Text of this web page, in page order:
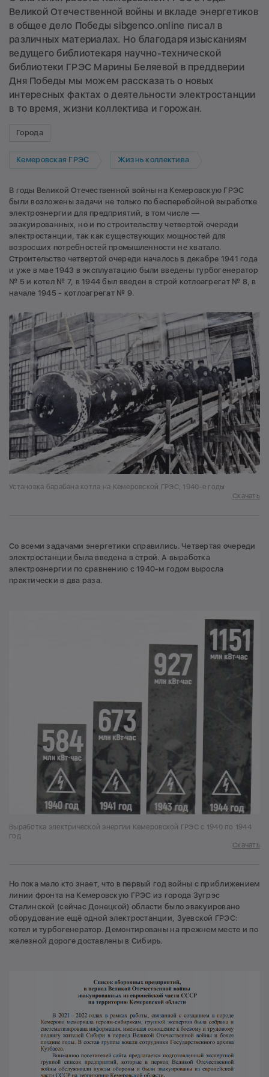
Великой Отечественной войны и вкладе энергетиков
в общее дело Победы sibgenco.online писал в
различных материалах. Но благодаря изысканиям
ведущего библиотекаря научно-технической
библиотеки ГРЭС Марины Беляевой в преддверии
Дня Победы мы можем рассказать о новых
интересных фактах о деятельности электростанции
в то время, жизни коллектива и горожан.
Города
Кемеровская ГРЭС Жизнь коллектива
В годы Великой Отечественной войны на Кемеровскую ГРЭС
были возложены задачи не только по бесперебойной выработке
электроэнергии для предприятий, в том числе —
эвакуированных, но и по строительству четвертой очереди
электростанции, так как существующих мощностей для
возросших потребностей промышленности не хватало.
Строительство четвертой очереди началось в декабре 1941 года
и уже в мае 1943 в эксплуатацию были введены турбогенератор
№ 5 и котел № 7, в 1944 был введен в строй котлоагрегат № 8, в
начале 1945 - котлоагрегат № 9.
Установка барабана котла на Кемеровской ГРЭС, 1940-е годы
Скачать
Со всеми задачами энергетики справились. Четвертая очереди
электростанции была введена в строй. А выработка
электроэнергии по сравнению с 1940-м годом выросла
практически в два раза.
Выработка электрической энергии Кемеровской ГРЭС с 1940 по 1944
год
Скачать
Но пока мало кто знает, что в первый год войны с приближением
линии фронта на Кемеровскую ГРЭС из города Зугрэс
Сталинской (сейчас Донецкой) области было эвакуировано
оборудование ещё одной электростанции, Зуевской ГРЭС:
котел и турбогенератор. Демонтированы на прежнем месте и по
железной дороге доставлены в Сибирь.